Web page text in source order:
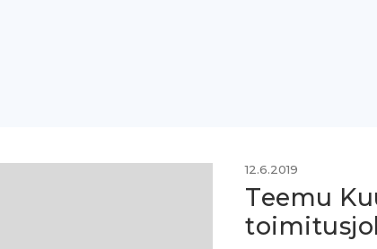
12.6.2019
Teemu